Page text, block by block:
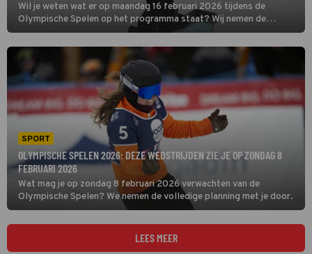
Wil je weten wat er op maandag 16 februari 2026 tijdens de
Olympische Spelen op het programma staat? Wij nemen de
volledige planning van deze dag met je door
SPORT
OLYMPISCHE SPELEN 2026: DEZE WEDSTRIJDEN ZIE JE OP ZONDAG 8
FEBRUARI 2026
Wat mag je op zondag 8 februari 2026 verwachten van de
Olympische Spelen? We nemen de volledige planning met je door.
LEES MEER